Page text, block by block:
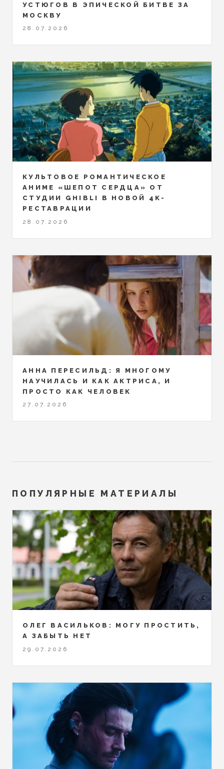
УСТЮГОВ В ЭПИЧЕСКОЙ БИТВЕ ЗА
МОСКВУ
28.07.2026
КУЛЬТОВОЕ РОМАНТИЧЕСКОЕ
АНИМЕ «ШЕПОТ СЕРДЦА» ОТ
СТУДИИ GHIBLI В НОВОЙ 4K-
РЕСТАВРАЦИИ
28.07.2026
АННА ПЕРЕСИЛЬД: Я МНОГОМУ
НАУЧИЛАСЬ И КАК АКТРИСА, И
ПРОСТО КАК ЧЕЛОВЕК
27.07.2026
ПОПУЛЯРНЫЕ МАТЕРИАЛЫ
ОЛЕГ ВАСИЛЬКОВ: МОГУ ПРОСТИТЬ,
А ЗАБЫТЬ НЕТ
29.07.2026